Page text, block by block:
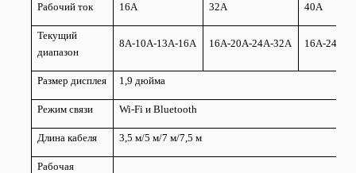
Рабочий ток 16А 32А 40А
Текущий
диапазон
8А-10А-13А-16А 16А-20А-24А-32А 16А-24А-
Размер дисплея 1,9 дюйма
Режим связи Wi-Fi и Bluetooth
Длина кабеля 3,5 м/5 м/7 м/7,5 м
Рабочая